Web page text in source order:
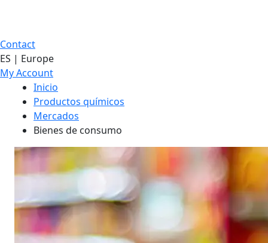
Contact
ES | Europe
My Account
Inicio
Productos químicos
Mercados
Bienes de consumo